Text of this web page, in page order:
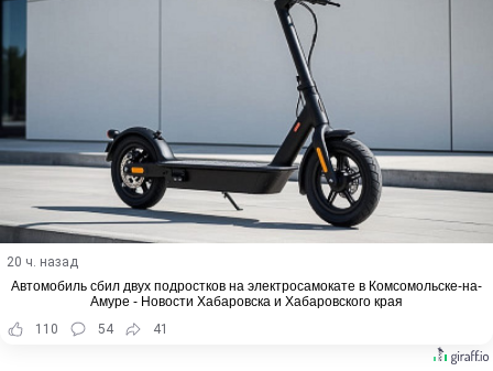
20 ч. назад
Автомобиль сбил двух подростков на электросамокате в Комсомольске-на-
Амуре - Новости Хабаровска и Хабаровского края
110
54 41